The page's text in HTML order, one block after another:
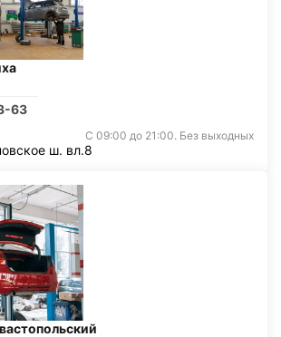
63
С 09:00 до 21:00. Без выходных
ш. вл.8